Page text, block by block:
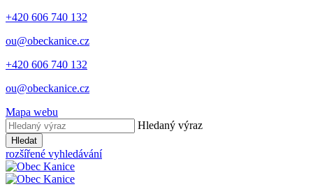
+420 606 740 132
ou@obeckanice.cz
+420 606 740 132
ou@obeckanice.cz
Mapa webu
Hledaný výraz
Hledat
rozšířené vyhledávání